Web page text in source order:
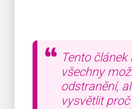
Tento
všechny
odstranění,
vysvětlit